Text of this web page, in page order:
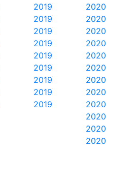
2020
2020
2020
2020
2020
2020
2020
2020
2020
2020
2020
2020
2019
2019
2019
2019
2019
2019
2019
2019
2019